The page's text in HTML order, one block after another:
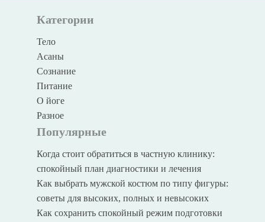
Категории
Тело
Асаны
Сознание
Питание
О йоге
Разное
Популярные
Когда стоит обратиться в частную клинику:
спокойный план диагностики и лечения
Как выбрать мужской костюм по типу фигуры:
советы для высоких, полных и невысоких
Как сохранить спокойный режим подготовки